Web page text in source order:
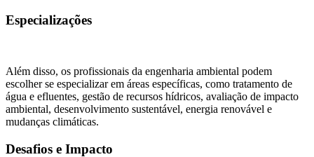
Especializações
Além disso, os profissionais da engenharia ambiental podem
escolher se especializar em áreas específicas, como tratamento de
água e efluentes, gestão de recursos hídricos, avaliação de impacto
ambiental, desenvolvimento sustentável, energia renovável e
mudanças climáticas.
Desafios e Impacto